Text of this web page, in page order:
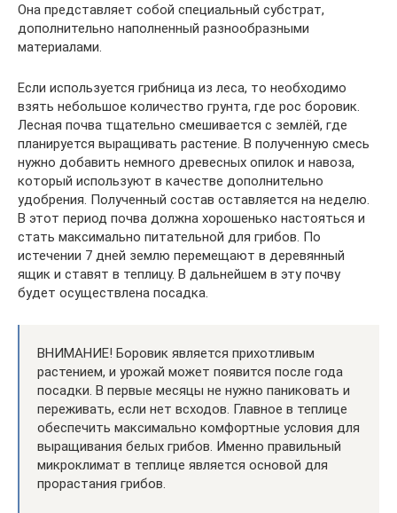
Она представляет собой специальный субстрат,
дополнительно наполненный разнообразными
материалами.
Если используется грибница из леса, то необходимо
взять небольшое количество грунта, где рос боровик.
Лесная почва тщательно смешивается с землёй, где
планируется выращивать растение. В полученную смесь
нужно добавить немного древесных опилок и навоза,
который используют в качестве дополнительно
удобрения. Полученный состав оставляется на неделю.
В этот период почва должна хорошенько настояться и
стать максимально питательной для грибов. По
истечении 7 дней землю перемещают в деревянный
ящик и ставят в теплицу. В дальнейшем в эту почву
будет осуществлена посадка.
ВНИМАНИЕ! Боровик является прихотливым
растением, и урожай может появится после года
посадки. В первые месяцы не нужно паниковать и
переживать, если нет всходов. Главное в теплице
обеспечить максимально комфортные условия для
выращивания белых грибов. Именно правильный
микроклимат в теплице является основой для
прорастания грибов.